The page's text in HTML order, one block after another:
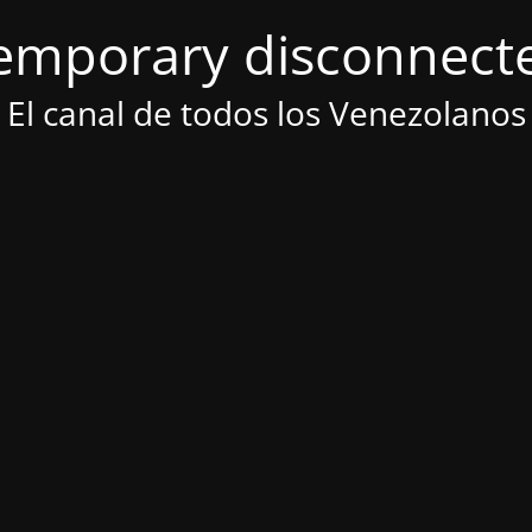
El canal de todos los Venezolanos